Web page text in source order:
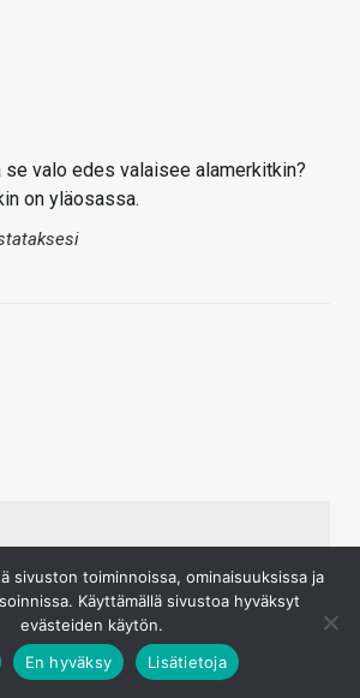
valo edes valaisee alamerkitkin?
on yläosassa.
niitä kaipaaville. Itse
G815 Tactile kun oli Gigantissa
onko parempi kuin nykyinen
sivuston toiminnoissa, ominaisuuksissa ja
Käyttämällä sivustoa hyväksyt
evästeiden käytön.
En hyväksy Lisätietoja